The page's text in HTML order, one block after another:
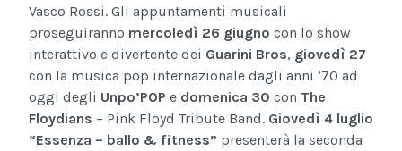
Vasco Rossi. Gli appuntamenti musicali
proseguiranno mercoledì 26 giugno con lo show
interattivo e divertente dei Guarini Bros, giovedì 27
con la musica pop internazionale dagli anni ’70 ad
oggi degli Unpo’POP e domenica 30 con The
Floydians – Pink Floyd Tribute Band. Giovedì 4 luglio
“Essenza – ballo & fitness” presenterà la seconda